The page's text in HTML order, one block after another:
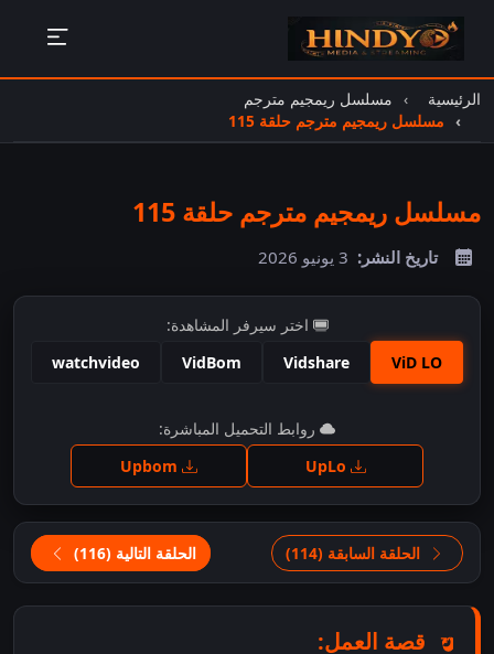
الرئيسية
مسلسل ريمجيم مترجم
مسلسل ريمجيم مترجم حلقة 115
مسلسل ريمجيم مترجم حلقة 115
تاريخ النشر: 3 يونيو 2026
اختر سيرفر المشاهدة:
ViD LO
Vidshare
VidBom
watchvideo
اضغط للمشاهدة
روابط التحميل المباشرة:
الحلقة السابقة (114) الحلقة التالية (116)
قصة العمل: